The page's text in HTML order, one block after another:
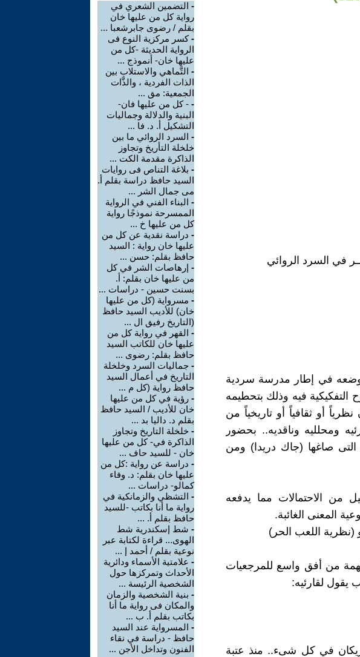
في السرد الروائي
في إطار مدرسة سردية
التفكيكية فيه وذلك بتحطيمه
أو ثقافياً أو تاريخياً من
ومحلليه وناقديه.. بحضور
التى صاغها (جاك دريدا) ومن
من الاحتمالات مما يدفعه
المعنى الغائبة.
(نظرية اللعب الحر)
من أفق واسع للمرجعيات
يقول لقارئيه:
في كل شىء.. منذ عتبة
- التضمين الشعري في
رواية كل من عليها خان
بقلم / رضوى جابرشعبا ...
-كسر مركزية النوع فى
الرواية الحديثة -كل من
عليها خان- أنموذج ...
- التَّماهي والاستلاب بين
الذات الفردية ، والذَّات
الجمعية: مق ...
- - كل من عليها فان-
البنية والدلالة وجماليات
التشكيل أ. د. فا ...
- السرد الروائي ما بين
خلخلة التأريخ وتجاوز
الذاكرة مقدمة الكت ...
- بلاغة التناص فى روايات
السيد حافظ دراسة بقلم أ.
مى جمال الشر ...
- البناء الفني في الرواية
الممسرحة نموذجًا رواية
كل من عليها خ ...
- دراسة نقدية عن كل من
عليها خان رواية : السيد
حافظ بقلم: حسن ...
- إرهاصات الشر في كل
من عليها خان بقلم: أ.
بسنت حسين - دراسات ...
- مسرواية (كل من عليها
خان) للأديب السيد حافظ
(التاريخ رفيق ال ...
- القهر في رواية كل من
عليها خان للكاتب السيد
حافظ بقلم: رضوى ...
- جماليات السرد وخلخلة
التاريخ في أعمال السيد
حافظ رواية (كل م ...
- رؤية في كل من عليها
خان للأديب / السيد حافظ
بقلم د. داليا بد ...
- خلخلة التاريخ وتجاوز
الذاكرة في- كل من عليها
خان - للسيد حاف ...
- دراسة عن رواية :كل من
عليها خان بقلم: د. وفاء
كمالو- دراسات ...
- التشظي والزمانكية في
رواية ما أنا بكاتب -للسيد
حافظ بقلم أ. ...
- شط إسكندرية شط
الهوى... قراءة لكتابة عبر
نوعية بقلم / أحمد إ ...
- علامتية الأسماء ودائرية
الأحداث وتمركزها حول
الشخصية الرئيسة ...
- بنية الشخصية والزمان
والمكان فى رواية ما أنا
بكاتب بقلم أ. ب ...
- المسرواية عند السيد
حافظ - دراسة في نقاء
الفنون وتداخل الأجن ...